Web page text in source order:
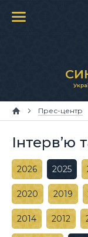
Прес-центр
Інтерв’ю
2026 2025
2020 2019
2014 2012